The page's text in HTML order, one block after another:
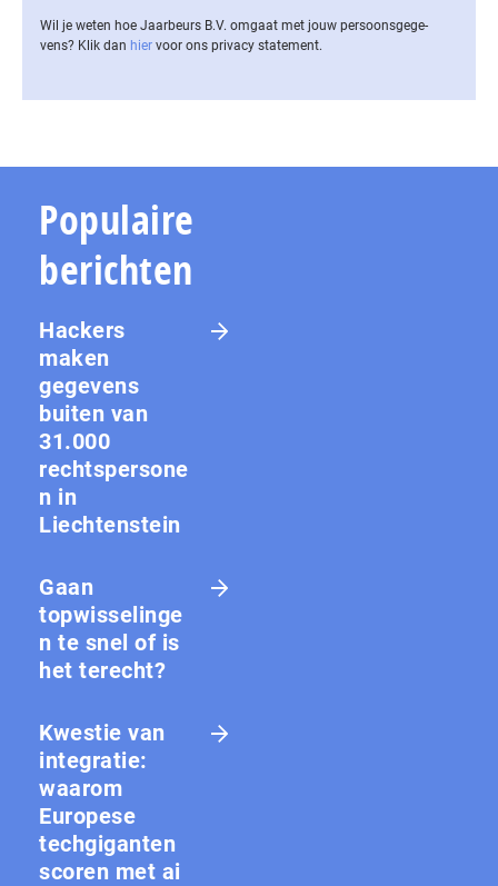
Wil je weten hoe Jaarbeurs B.V. omgaat met jouw per­soons­ge­ge­
vens? Klik dan hier voor ons privacy statement.
Populaire
berichten
Hackers
maken
gegevens
buiten van
31.000
rechtspersone
n in
Liechtenstein
Gaan
topwisselinge
n te snel of is
het terecht?
Kwestie van
integratie:
waarom
Europese
techgiganten
scoren met ai